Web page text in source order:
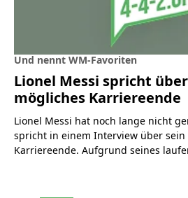
Und nennt WM-Favoriten
Lionel Messi spricht über
mögliches Karriereende
Lionel Messi hat noch lange nicht
spricht in einem Interview über sein
Karriereende. Aufgrund seines